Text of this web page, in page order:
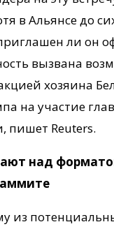
в Альянсе до
ли он
вызвана
хозяина
на участие
пишет Reuters.
над
из